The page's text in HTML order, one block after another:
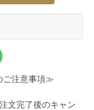
ご注意事項≫
文完了後のキャン